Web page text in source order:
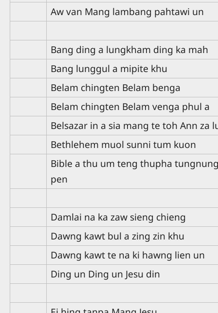
Aw van Mang lambang pahtawi un
Bang ding a lungkham ding ka mah
Bang lunggul a mipite khu
Belam chingten Belam benga
Belam chingten Belam venga phul a
Belsazar in a sia mang te toh Ann za
Bethlehem muol sunni tum kuon
Bible a thu um teng thupha
pen
Damlai na ka zaw sieng chieng
Dawng kawt bul a zing zin khu
Dawng kawt te na ki hawng lien un
Ding un Ding un Jesu din